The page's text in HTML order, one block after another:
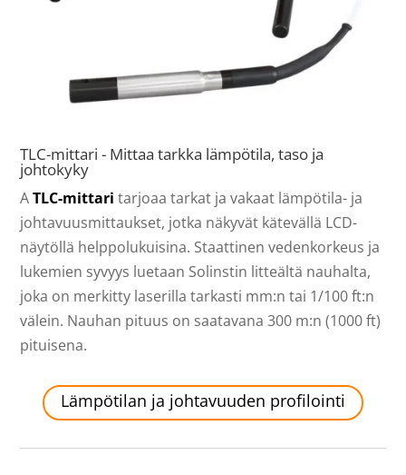
TLC-mittari - Mittaa tarkka lämpötila, taso ja
johtokyky
ATLC-mittari tarjoaa tarkat ja vakaat lämpötila- ja
johtavuusmittaukset, jotka näkyvät kätevällä LCD-
näytöllä helppolukuisina. Staattinen vedenkorkeus ja
lukemien syvyys luetaan Solinstin litteältä nauhalta,
joka on merkitty laserilla tarkasti mm:n tai 1/100 ft:n
välein. Nauhan pituus on saatavana 300 m:n (1000 ft)
pituisena.
Lämpötilan ja johtavuuden profilointi